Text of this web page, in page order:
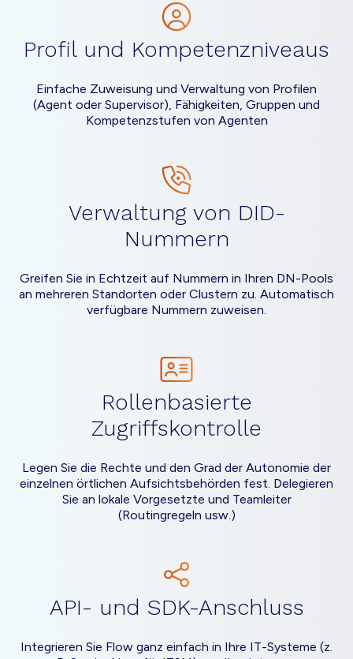
Profil und Kompetenzniveaus
Einfache Zuweisung und Verwaltung von Profilen
(Agent oder Supervisor), Fähigkeiten, Gruppen und
Kompetenzstufen von Agenten
Verwaltung von DID-
Nummern
Greifen Sie in Echtzeit auf Nummern in Ihren DN-Pools
an mehreren Standorten oder Clustern zu. Automatisch
verfügbare Nummern zuweisen.
Rollenbasierte
Zugriffskontrolle
Legen Sie die Rechte und den Grad der Autonomie der
einzelnen örtlichen Aufsichtsbehörden fest. Delegieren
Sie an lokale Vorgesetzte und Teamleiter
(Routingregeln usw.)
API- und SDK-Anschluss
Integrieren Sie Flow ganz einfach in Ihre IT-Systeme (z.